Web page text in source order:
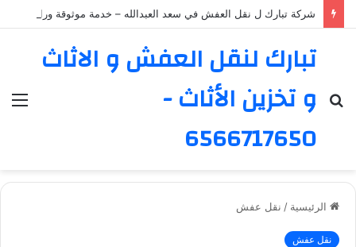
تبارك لنقل العفش و الاثاث
و تخزين الأثاث -
6566717650
بحث
الرئيسية / نقل عفش
نقل عفش